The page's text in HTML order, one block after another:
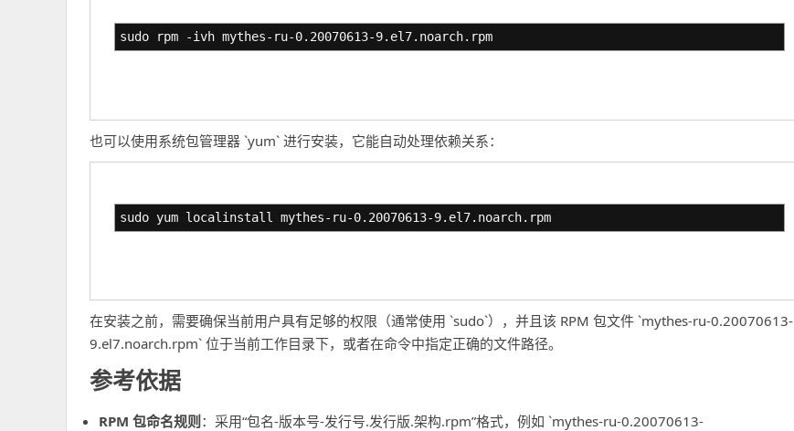
sudo rpm -ivh mythes-ru-0.20070613-9.el7.noarch.rpm
也可以使用系统包管理器 `yum` 进行安装，它能自动处理依赖关系：
sudo yum localinstall mythes-ru-0.20070613-9.el7.noarch.rpm
在安装之前，需要确保当前用户具有足够的权限（通常使用 `sudo`），并且该 RPM 包文件 `mythes-ru-0.20070613-
9.el7.noarch.rpm` 位于当前工作目录下，或者在命令中指定正确的文件路径。
参考依据
RPM 包命名规则 ：采用“包名-版本号-发行号.发行版.架构.rpm”格式，例如 `mythes-ru-0.20070613-